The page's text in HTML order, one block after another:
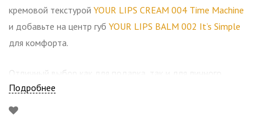
кремовой текстурой YOUR LIPS CREAM 004 Time Machine
и добавьте на центр губ YOUR LIPS BALM 002 It’s Simple
для комфорта.
Отличный выбор как для подарка, так и для личного
использования.
Подробнее